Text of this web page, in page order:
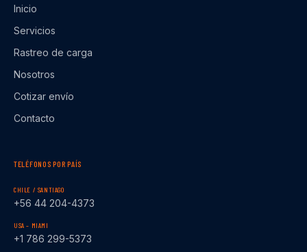
Inicio
Servicios
Rastreo de carga
Nosotros
Cotizar envío
Contacto
TELÉFONOS POR PAÍS
CHILE / SANTIAGO
+56 44 204-4373
USA – MIAMI
+1 786 299-5373